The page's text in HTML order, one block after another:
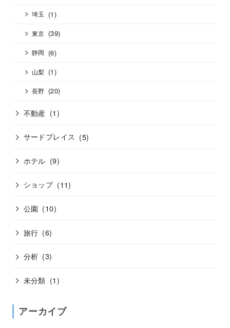
埼玉 (1)
東京 (39)
静岡 (6)
山梨 (1)
長野 (20)
不動産 (1)
サードプレイス (5)
ホテル (9)
ショップ (11)
公園 (10)
旅行 (6)
分析 (3)
未分類 (1)
アーカイブ